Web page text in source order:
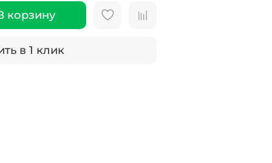
корзину
в 1 клик